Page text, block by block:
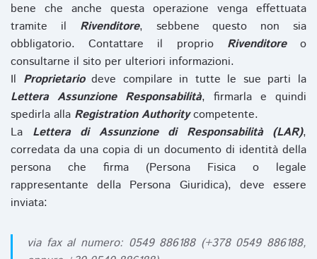
bene che anche questa operazione venga effettuata
tramite il Rivenditore, sebbene questo non sia
obbligatorio. Contattare il proprio Rivenditoreo
consultarne il sito per ulteriori informazioni.
Il Proprietariodeve compilare in tutte le sue parti la
Lettera Assunzione Responsabilità, firmarla e quindi
spedirla alla Registration Authoritycompetente.
La Lettera di Assunzione di Responsabilità (LAR),
corredata da una copia di un documento di identità della
persona che firma (Persona Fisica o legale
rappresentante della Persona Giuridica), deve essere
inviata:
via fax al numero: 0549 886188 (+378 0549 886188,